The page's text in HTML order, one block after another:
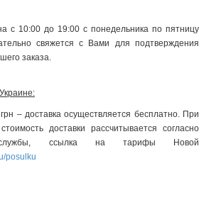
с 10:00 до 19:00 с понедельника по пятницу
свяжется с Вами для подтверждения
заказа.
– доставка осуществляется бесплатно. При
доставки рассчитывается согласно
службы, ссылка на тарифы Новой
posulku